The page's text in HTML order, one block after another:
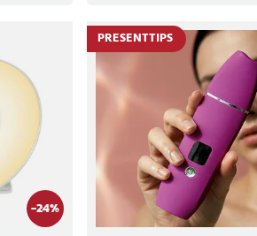
-24%
PRESENTTIPS